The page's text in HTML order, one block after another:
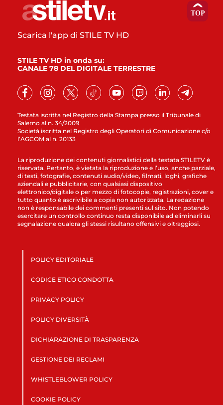
Testata iscritta nel Registro della Stampa presso il Tribunale di
Salerno al n. 34/2009
Società iscritta nel Registro degli Operatori di Comunicazione c/o
l’AGCOM al n. 20133
Scarica l'app di STILE TV HD
STILE TV HD in onda su:
CANALE 78 DEL DIGITALE TERRESTRE
La riproduzione dei contenuti giornalistici della testata STILETV è
riservata. Pertanto, è vietata la riproduzione e l’uso, anche parziale,
di testi, fotografie, contenuti audio/video, filmati, loghi, grafiche
aziendali e pubblicitarie, con qualsiasi dispositivo
elettronico/digitale o per mezzo di fotocopie, registrazioni, cover e
tutto quanto è ascrivibile a copia non autorizzata. La redazione
non è responsabile dei commenti presenti sul sito. Non potendo
esercitare un controllo continuo resta disponibile ad eliminarli su
segnalazione qualora gli stessi risultano offensivi e oltraggiosi.
POLICY EDITORIALE
CODICE ETICO CONDOTTA
PRIVACY POLICY
POLICY DIVERSITÀ
DICHIARAZIONE DI TRASPARENZA
GESTIONE DEI RECLAMI
WHISTLEBLOWER POLICY
COOKIE POLICY